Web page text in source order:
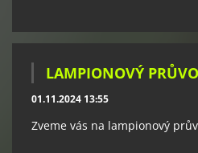
LAMPIONOVÝ
01.11.2024 13:55
Zveme vás na lampionový